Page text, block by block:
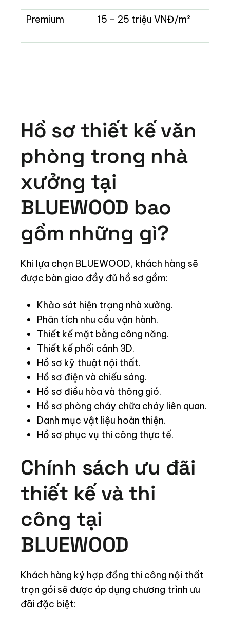
Premium 15 – 25 triệu VNĐ/m²
Hồ sơ thiết kế văn
phòng trong nhà
xưởng tại
BLUEWOOD bao
gồm những gì?
Khi lựa chọn BLUEWOOD, khách hàng sẽ
được bàn giao đầy đủ hồ sơ gồm:
Khảo sát hiện trạng nhà xưởng.
Phân tích nhu cầu vận hành.
Thiết kế mặt bằng công năng.
Thiết kế phối cảnh 3D.
Hồ sơ kỹ thuật nội thất.
Hồ sơ điện và chiếu sáng.
Hồ sơ điều hòa và thông gió.
Hồ sơ phòng cháy chữa cháy liên quan.
Danh mục vật liệu hoàn thiện.
Hồ sơ phục vụ thi công thực tế.
Chính sách ưu đãi
thiết kế và thi
công tại
BLUEWOOD
Khách hàng ký hợp đồng thi công nội thất
trọn gói sẽ được áp dụng chương trình ưu
đãi đặc biệt: